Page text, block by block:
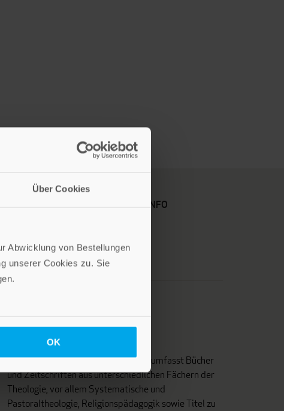
Über Cookies
Abwicklung von Bestellungen
unserer Cookies zu. Sie
OK
KUNDENINFO
Das Programm dieses Fachverlages umfasst Bücher
und Zeitschriften aus unterschiedlichen Fächern der
Theologie, vor allem Systematische und
Pastoraltheologie, Religionspädagogik sowie Titel zu